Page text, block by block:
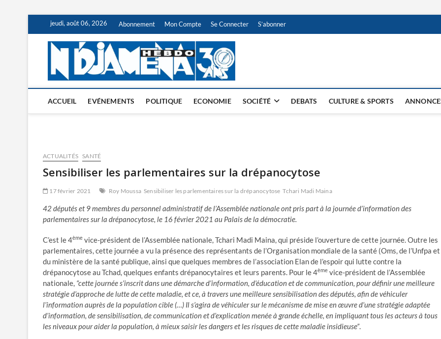
content
jeudi, août 06, 2026 Abonnement Mon Compte Se Connecter S’abonner
NDJAMENA HEBDO
ACCUEIL EVÉNEMENTS POLITIQUE ECONOMIE SOCIÉTÉ DEBATS CULTURE & SPORTS
ACTUALITÉS SANTÉ
Sensibiliser les parlementaires sur la drépanocytose
17 février 2021 Roy Moussa Sensibiliser les parlementaires sur la drépanocytose Tchari Madi Maina
42 députés et 9 membres du personnel administratif de l’Assemblée nationale ont pris part à la journée d’information des
parlementaires sur la drépanocytose, le 16 février 2021 au Palais de la démocratie.
C’est le 4ème vice-président de l’Assemblée nationale, Tchari Madi Maina, qui préside l’ouverture de cette journée. Outre les
parlementaires, cette journée a vu la présence des représentants de l’Organisation mondiale de la santé (Oms, de l’Unfpa et
du ministère de la santé publique, ainsi que quelques membres de l’association Elan de l’espoir qui lutte contre la
drépanocytose au Tchad, quelques enfants drépanocytaires et leurs parents. Pour le 4ème vice-président de l’Assemblée
nationale, “cette journée s’inscrit dans une démarche d’information, d’éducation et de communication, pour définir une meilleure
stratégie d’approche de lutte de cette maladie, et ce, à travers une meilleure sensibilisation des députés, afin de véhiculer
l’information auprès de la population cible (…) Il s’agira de véhiculer sur le mécanisme de mise en œuvre d’une stratégie adaptée
d’information, de sensibilisation, de communication et d’explication menée à grande échelle, en impliquant tous les acteurs à tous
les niveaux pour aider la population, à mieux saisir les dangers et les risques de cette maladie insidieuse”.